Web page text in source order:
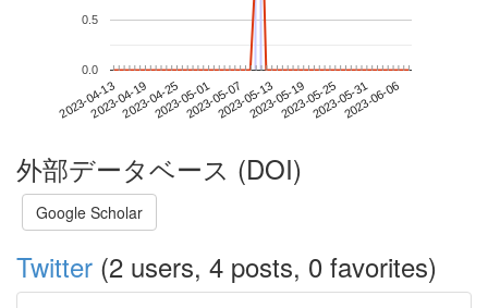
2023-04-132023-04-192023-04-252023-05-012023-05-072023-05-132023-05-192023-05-252023-05-312023-06-06
0.0
0.5
外部データベース (DOI)
Google Scholar
Twitter (2 users, 4 posts, 0 favorites)